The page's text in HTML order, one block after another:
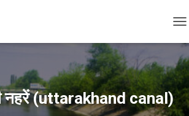
नहरें (uttarakhand canal)